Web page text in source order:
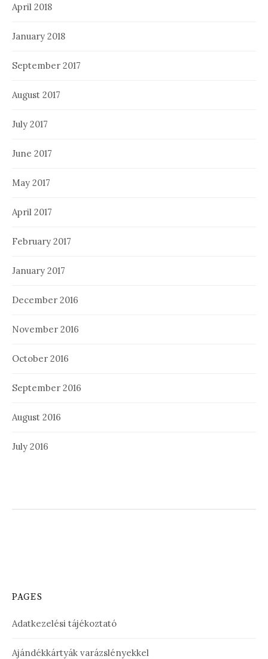
April 2018
January 2018
September 2017
August 2017
July 2017
June 2017
May 2017
April 2017
February 2017
January 2017
December 2016
November 2016
October 2016
September 2016
August 2016
July 2016
PAGES
Adatkezelési tájékoztató
Ajándékkártyák varázslényekkel